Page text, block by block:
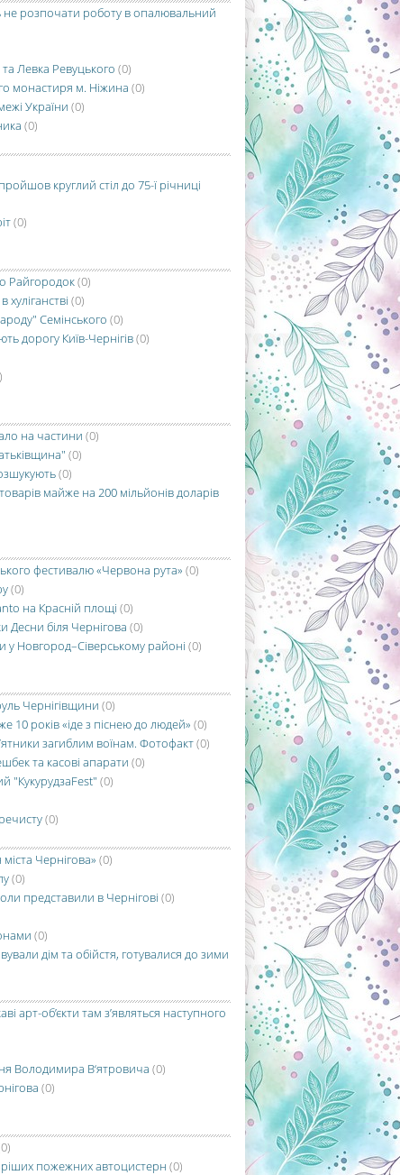
не розпочати роботу в опалювальний
Левка Ревуцького (0)
монастиря м. Ніжина (0)
України (0)
(0)
круглий стіл до 75-ї річниці
(0)
Райгородок(0)
(0)
Семінського (0)
дорогу Київ-Чернігів(0)
на частини (0)
(0)
(0)
майже на 200 мільйонів доларів
фестивалю «Червона рута» (0)
(0)
на Красній площі (0)
Десни біля Чернігова (0)
у Новгород–Сіверському районі (0)
Чернігівщини (0)
10 років «іде з піснею до людей» (0)
загиблим воїнам. Фотофакт(0)
та касові апарати (0)
"КукурудзаFest" (0)
(0)
Чернігова» (0)
(0)
представили в Чернігові (0)
(0)
дім та обійстя, готувалися до зими
арт-об’єкти там з’являться наступного
Володимира В‘ятровича (0)
(0)
пожежних автоцистерн (0)